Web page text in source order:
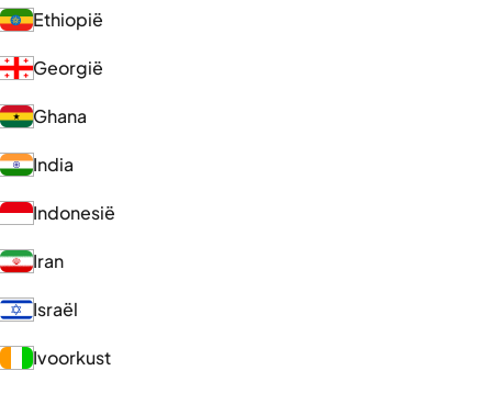
Ethiopië
Georgië
Ghana
India
Indonesië
Iran
Israël
Ivoorkust